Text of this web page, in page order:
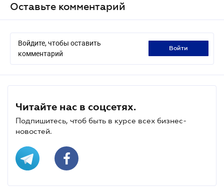
Оставьте комментарий
Войдите, чтобы оставить
комментарий
войти
Читайте нас в соцсетях.
Подпишитесь, чтоб быть в курсе всех бизнес-
новостей.